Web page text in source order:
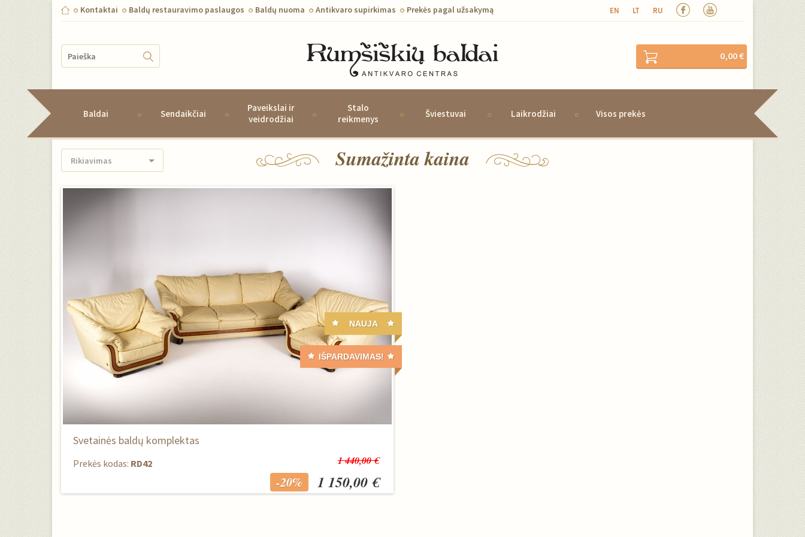
Kontaktai Baldų restauravimo paslaugos Baldų nuoma Antikvaro supirkimas Prekės pagal užsakymą EN LT RU
0,00 €
Baldai Sendaikčiai
Paveikslai ir
veidrodžiai
Stalo
reikmenys
Šviestuvai Laikrodžiai Visos prekės
Rikiavimas Sumažinta kaina
NAUJA
IŠPARDAVIMAS!
Svetainės baldų komplektas
Prekės kodas: RD42 1 440,00 €
-20% 1 150,00 €